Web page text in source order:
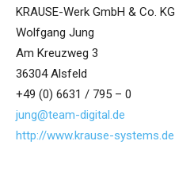
KRAUSE-Werk GmbH & Co. KG
Wolfgang Jung
Am Kreuzweg 3
36304 Alsfeld
+49 (0) 6631 / 795 – 0
jung@team-digital.de
http://www.krause-systems.de